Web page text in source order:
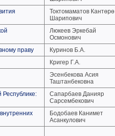
Токтомаматов Кантөрө
Шарипович
Люкеев Эркебай
Осмонович
праву
Куринов Б.А.
Кригер Г.А.
Эсенбекова Асия
Таштанбековна
Республике:
Сапарбаев Данияр
Сарсембекович
Бодобаев Канимет
Асанкулович